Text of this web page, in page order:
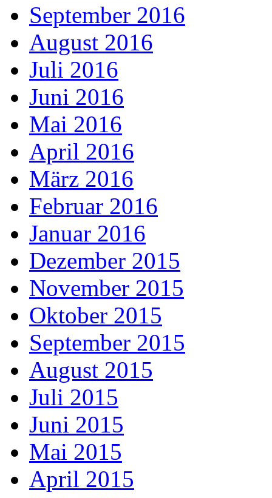
September 2016
August 2016
Juli 2016
Juni 2016
Mai 2016
April 2016
März 2016
Februar 2016
Januar 2016
Dezember 2015
November 2015
Oktober 2015
September 2015
August 2015
Juli 2015
Juni 2015
Mai 2015
April 2015